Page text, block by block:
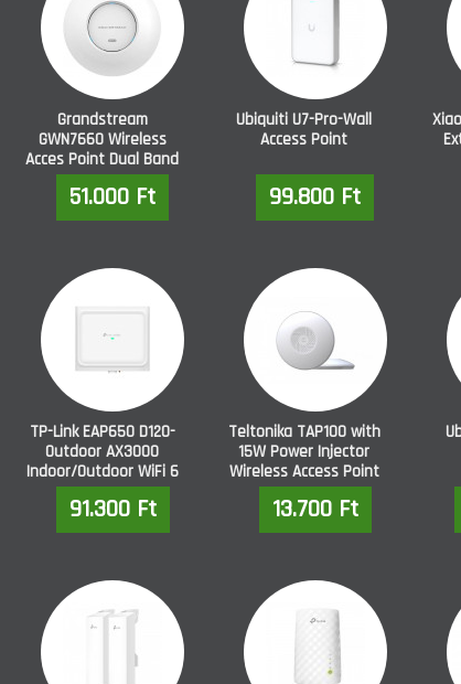
Grandstream
GWN7660 Wireless
Acces Point Dual Band
White
51.000 Ft
Ubiquiti U7-Pro-Wall
Access Point
99.800 Ft
TP-Link EAP650 D120-
Outdoor AX3000
Indoor/Outdoor WiFi 6
Access Point
91.300 Ft
Teltonika TAP100 with
15W Power Injector
Wireless Access Point
13.700 Ft